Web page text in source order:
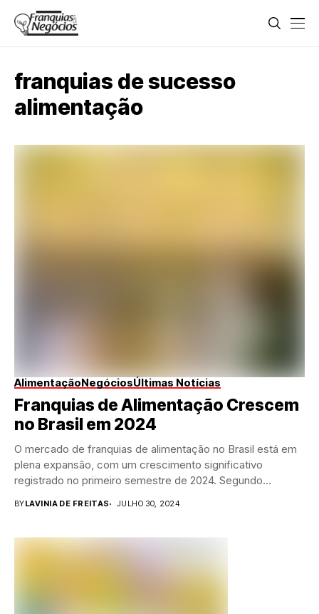
franquias de sucesso
alimentação
AlimentaçãoNegóciosÚltimas Notícias
Franquias de Alimentação Crescem
no Brasil em 2024
O mercado de franquias de alimentação no Brasil está em
plena expansão, com um crescimento significativo
registrado no primeiro semestre de 2024. Segundo...
BYLAVINIA DE FREITAS JULHO 30, 2024